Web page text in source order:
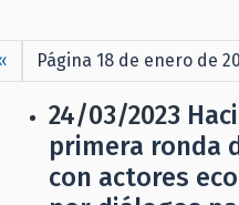
Página 18 de enero de
24/03/2023
primera ronda
con actores